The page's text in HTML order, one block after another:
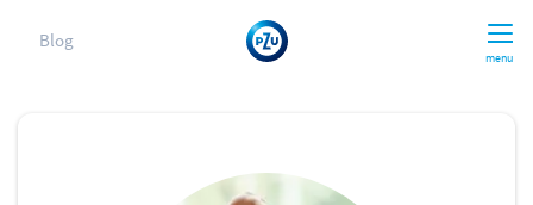
menu
Blog